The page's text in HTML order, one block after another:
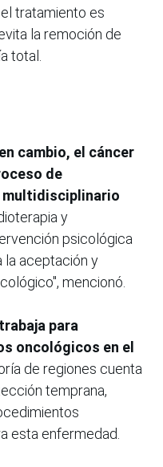
tratamiento es
la remoción de
total.
cambio, el cáncer
de
multidisciplinario
y
psicológica
la aceptación y
mencionó.
para
oncológicos en el
de regiones cuenta
temprana,
esta enfermedad.